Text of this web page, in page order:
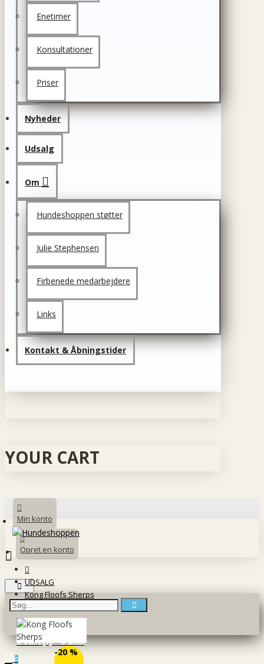
Enetimer
Konsultationer
Priser
Nyheder
Udsalg
Om
Hundeshoppen støtter
Julie Stephensen
Firbenede medarbejdere
Links
Kontakt & Åbningstider
YOUR CART
Min konto
Opret en konto
0 vare(r) - 0 DKK
0
UDSALG
Kong Floofs Sherps
-20 %